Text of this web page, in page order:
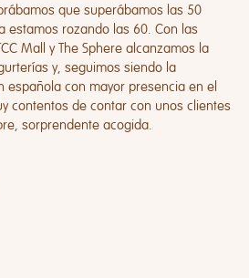
que superábamos las 50
estamos rozando las 60. Con las
Mall y The Sphere alcanzamos la
y, seguimos siendo la
española con mayor presencia en el
contentos de contar con unos clientes
sorprendente acogida.